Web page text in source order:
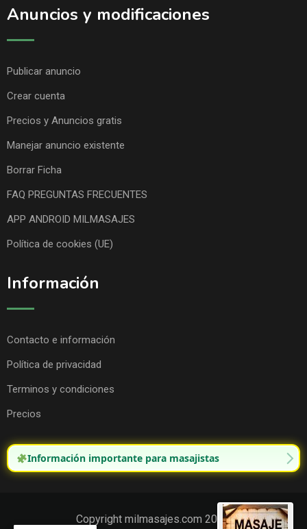
Anuncios y modificaciones
Publicar anuncio
Crear cuenta
Precios y Anuncios gratis
Manejar anuncio existente
Borrar Ficha
FAQ PREGUNTAS FRECUENTES
APP ANDROID MILMASAJES
Política de cookies (UE)
Información
Contacto e información
Política de privacidad
Terminos y condiciones
Precios
Información importante para masajistas
Copyright milmasajes.com 2025.